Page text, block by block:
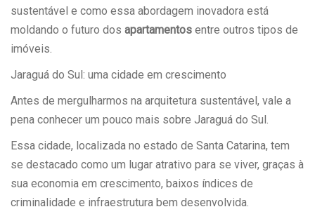
sustentável e como essa abordagem inovadora está
moldando o futuro dos apartamentos entre outros tipos de
imóveis.
Jaraguá do Sul: uma cidade em crescimento
Antes de mergulharmos na arquitetura sustentável, vale a
pena conhecer um pouco mais sobre Jaraguá do Sul.
Essa cidade, localizada no estado de Santa Catarina, tem
se destacado como um lugar atrativo para se viver, graças à
sua economia em crescimento, baixos índices de
criminalidade e infraestrutura bem desenvolvida.